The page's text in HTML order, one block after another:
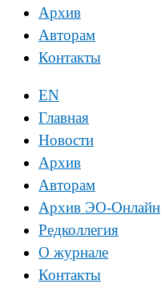
Архив
Авторам
Контакты
EN
Главная
Новости
Архив
Авторам
Архив ЭО-Онлайн
Редколлегия
О журнале
Контакты